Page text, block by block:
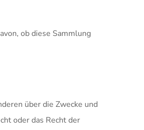
ob diese Sammlung
über die Zwecke und
oder das Recht der